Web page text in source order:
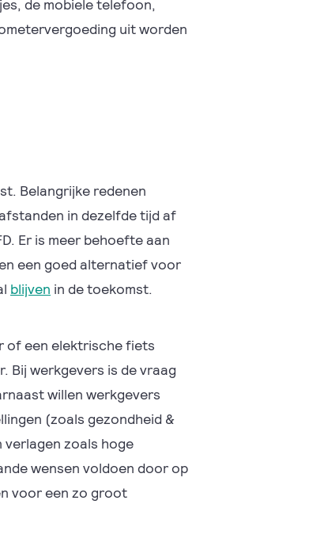
de mobiele telefoon,
uit worden
Belangrijke redenen
in dezelfde tijd af
Er is meer behoefte aan
een goed alternatief voor
blijven in de toekomst.
of een elektrische fiets
Bij werkgevers is de vraag
willen werkgevers
(zoals gezondheid &
verlagen zoals hoge
wensen voldoen door op
voor een zo groot